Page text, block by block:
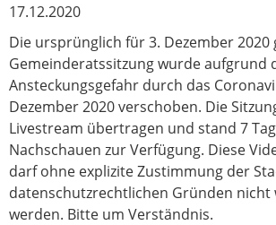
17.12.2020
Die ursprünglich für 3. Dezember 2020
Gemeinderatssitzung wurde aufgrund
Ansteckungsgefahr durch das
Dezember 2020 verschoben. Die
Livestream übertragen und stand 7
Nachschauen zur Verfügung. Diese
darf ohne explizite Zustimmung der
datenschutzrechtlichen Gründen
werden. Bitte um Verständnis.